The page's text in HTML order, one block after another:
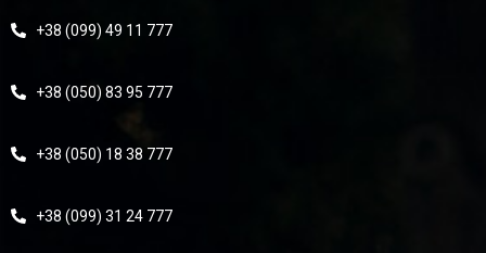
+38 (099) 49 11 777
+38 (050) 83 95 777
+38 (050) 18 38 777
+38 (099) 31 24 777